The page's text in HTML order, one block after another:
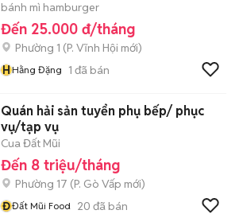
bánh mì hamburger
Đến 25.000 đ/tháng
Phường 1 (P. Vĩnh Hội mới)
HHằng Đặng 1 đã bán
Quán hải sản tuyển phụ bếp/ phục
vụ/tạp vụ
Cua Đất Mũi
Đến 8 triệu/tháng
Phường 17 (P. Gò Vấp mới)
ĐĐất Mũi Food 20 đã bán